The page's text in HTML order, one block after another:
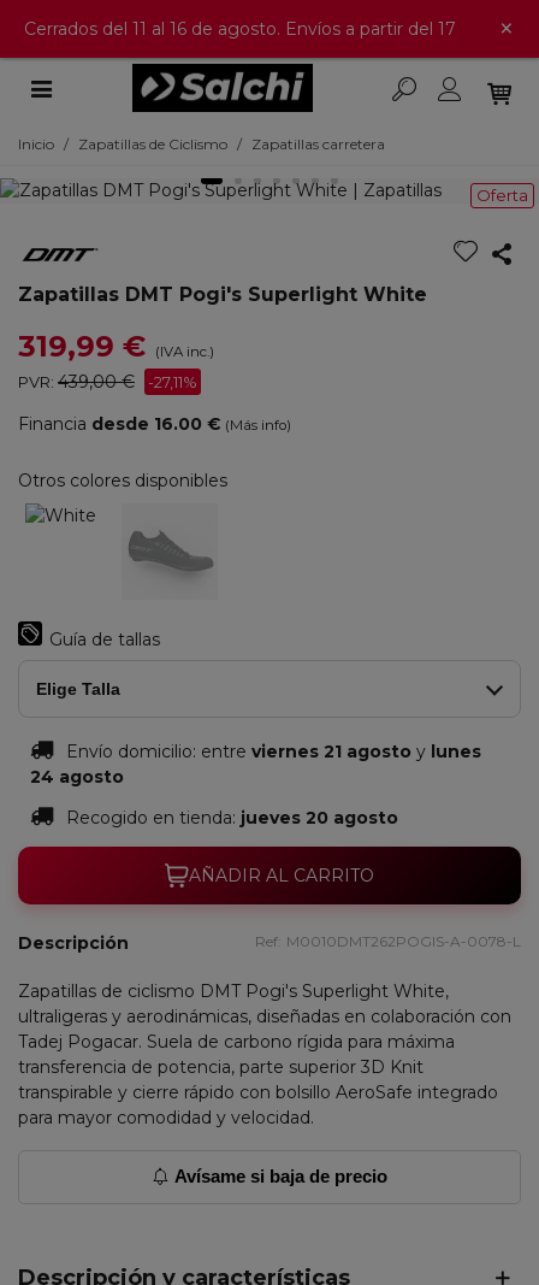
Cerrados del 11 al 16 de agosto. Envíos a partir del 17 ×
Inicio / Zapatillas de Ciclismo / Zapatillas carretera
Oferta
Zapatillas DMT Pogi's Superlight White
319,99 € (IVA inc.)
PVR: 439,00 € -27,11%
Financia desde 16.00 € (Más info)
Otros colores disponibles
Guía de tallas
Elige Talla
Envío domicilio: entre viernes 21 agosto y lunes
24 agosto
Recogido en tienda: jueves 20 agosto
AÑADIR AL CARRITO
Descripción Ref: M0010DMT262POGIS-A-0078-L
Zapatillas de ciclismo DMT Pogi's Superlight White,
ultraligeras y aerodinámicas, diseñadas en colaboración con
Tadej Pogacar. Suela de carbono rígida para máxima
transferencia de potencia, parte superior 3D Knit
transpirable y cierre rápido con bolsillo AeroSafe integrado
para mayor comodidad y velocidad.
Avísame si baja de precio
Descripción y características